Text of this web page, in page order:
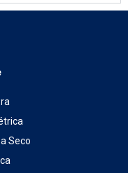
Seco